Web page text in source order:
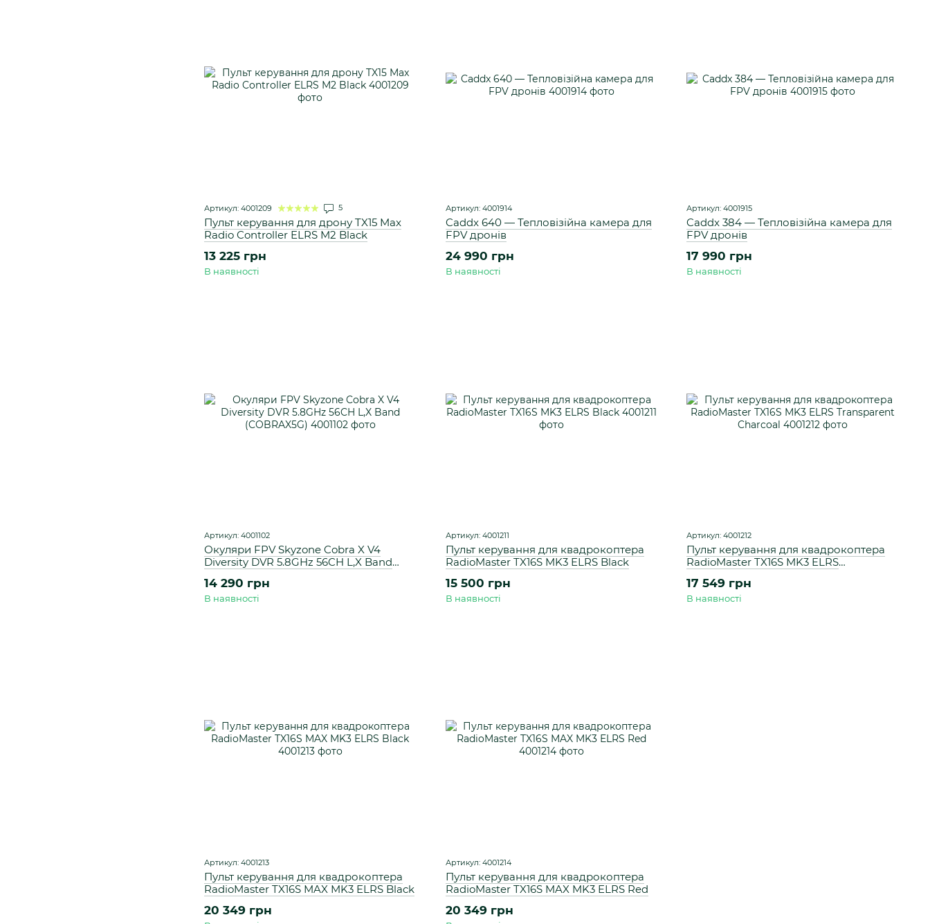
Артикул: 4001209 5
Пульт керування для дрону TX15 Max
Radio Controller ELRS M2 Black
13 225 грн
В наявності
Артикул: 4001914
Caddx 640 — Тепловізійна камера для
FPV дронів
24 990 грн
В наявності
Артикул: 4001915
Caddx 384 — Тепловізійна камера для
FPV дронів
17 990 грн
В наявності
Артикул: 4001102
Окуляри FPV Skyzone Cobra X V4
Diversity DVR 5.8GHz 56CH L,X Band
14 290 грн
В наявності
Артикул: 4001211
Пульт керування для квадрокоптера
RadioMaster TX16S MK3 ELRS Black
15 500 грн
В наявності
Артикул: 4001212
Пульт керування для квадрокоптера
RadioMaster TX16S MK3 ELRS
17 549 грн
В наявності
Артикул: 4001213
Пульт керування для квадрокоптера
RadioMaster TX16S MAX MK3 ELRS Black
20 349 грн
Артикул: 4001214
Пульт керування для квадрокоптера
RadioMaster TX16S MAX MK3 ELRS Red
20 349 грн